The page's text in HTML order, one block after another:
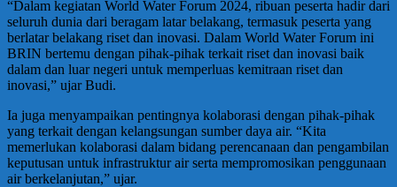
“Dalam kegiatan World Water Forum 2024, ribuan peserta hadir dari
seluruh dunia dari beragam latar belakang, termasuk peserta yang
berlatar belakang riset dan inovasi. Dalam World Water Forum ini
BRIN bertemu dengan pihak-pihak terkait riset dan inovasi baik
dalam dan luar negeri untuk memperluas kemitraan riset dan
inovasi,” ujar Budi.
Ia juga menyampaikan pentingnya kolaborasi dengan pihak-pihak
yang terkait dengan kelangsungan sumber daya air. “Kita
memerlukan kolaborasi dalam bidang perencanaan dan pengambilan
keputusan untuk infrastruktur air serta mempromosikan penggunaan
air berkelanjutan,” ujar.